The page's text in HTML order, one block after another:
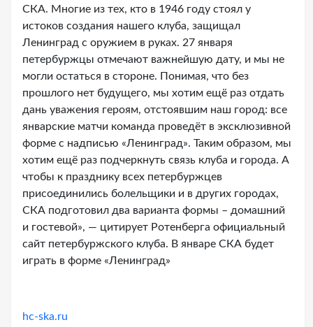
СКА. Многие из тех, кто в 1946 году стоял у
истоков создания нашего клуба, защищал
Ленинград с оружием в руках. 27 января
петербуржцы отмечают важнейшую дату, и мы не
могли остаться в стороне. Понимая, что без
прошлого нет будущего, мы хотим ещё раз отдать
дань уважения героям, отстоявшим наш город: все
январские матчи команда проведёт в эксклюзивной
форме с надписью «Ленинград». Таким образом, мы
хотим ещё раз подчеркнуть связь клуба и города. А
чтобы к празднику всех петербуржцев
присоединились болельщики и в других городах,
СКА подготовил два варианта формы – домашний
и гостевой», — цитирует Ротенберга официальный
сайт петербуржского клуба. В январе СКА будет
играть в форме «Ленинград»
hc-ska.ru